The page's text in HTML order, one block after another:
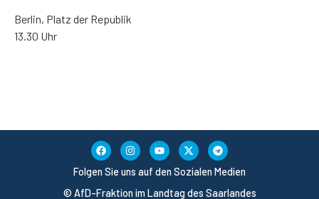
Berlin, Platz der Republik
13.30 Uhr
© AfD-Fraktion im Landtag des Saarlandes
Folgen Sie uns auf den Sozialen Medien